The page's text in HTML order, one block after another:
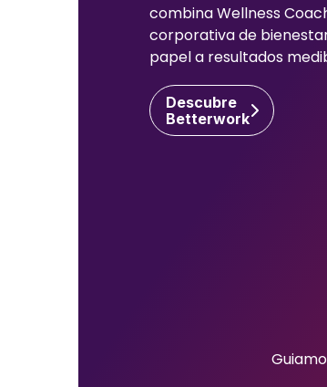
combina Wellness
corporativa de
papel a resultados
Descubre
Betterwork